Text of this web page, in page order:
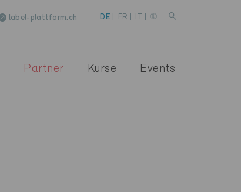
label-plattform.ch DE FR
Partner Kurse Events